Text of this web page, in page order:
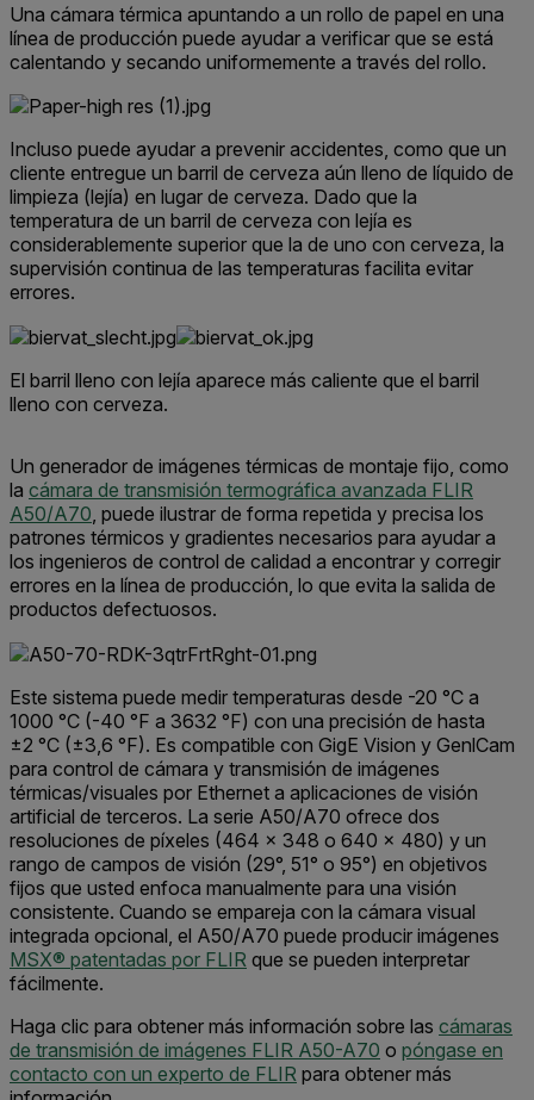
Una cámara térmica apuntando a un rollo de papel en una
línea de producción puede ayudar a verificar que se está
calentando y secando uniformemente a través del rollo.
Incluso puede ayudar a prevenir accidentes, como que un
cliente entregue un barril de cerveza aún lleno de líquido de
limpieza (lejía) en lugar de cerveza. Dado que la
temperatura de un barril de cerveza con lejía es
considerablemente superior que la de uno con cerveza, la
supervisión continua de las temperaturas facilita evitar
errores.
El barril lleno con lejía aparece más caliente que el barril
lleno con cerveza.
Un generador de imágenes térmicas de montaje fijo, como
la cámara de transmisión termográfica avanzada FLIR
A50/A70 , puede ilustrar de forma repetida y precisa los
patrones térmicos y gradientes necesarios para ayudar a
los ingenieros de control de calidad a encontrar y corregir
errores en la línea de producción, lo que evita la salida de
productos defectuosos.
Este sistema puede medir temperaturas desde -20 °C a
1000 °C (-40 °F a 3632 °F) con una precisión de hasta
±2 °C (±3,6 °F). Es compatible con GigE Vision y GenlCam
para control de cámara y transmisión de imágenes
térmicas/visuales por Ethernet a aplicaciones de visión
artificial de terceros. La serie A50/A70 ofrece dos
resoluciones de píxeles (464 × 348 o 640 × 480) y un
rango de campos de visión (29°, 51° o 95°) en objetivos
fijos que usted enfoca manualmente para una visión
consistente. Cuando se empareja con la cámara visual
integrada opcional, el A50/A70 puede producir imágenes
MSX® patentadas por FLIR que se pueden interpretar
fácilmente.
Haga clic para obtener más información sobre las cámaras
de transmisión de imágenes FLIR A50-A70 o póngase en
contacto con un experto de FLIR para obtener más